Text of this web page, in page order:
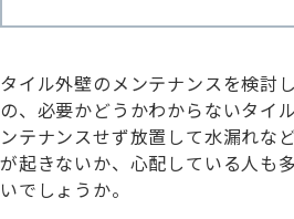
タイル外壁のメンテナンスを検討
の、必要かどうかわからないタイ
ンテナンスせず放置して水漏れな
が起きないか、心配している人も
いでしょうか。